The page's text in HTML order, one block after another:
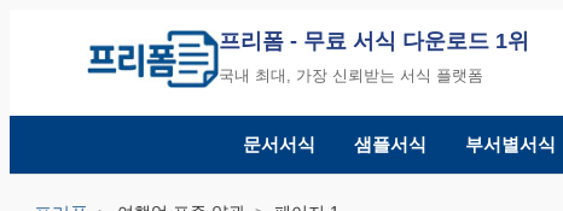
프리폼 - 무료 서식 다운로드 1위
국내 최대, 가장 신뢰받는 서식 플랫폼
문서서식 샘플서식 부서별서식